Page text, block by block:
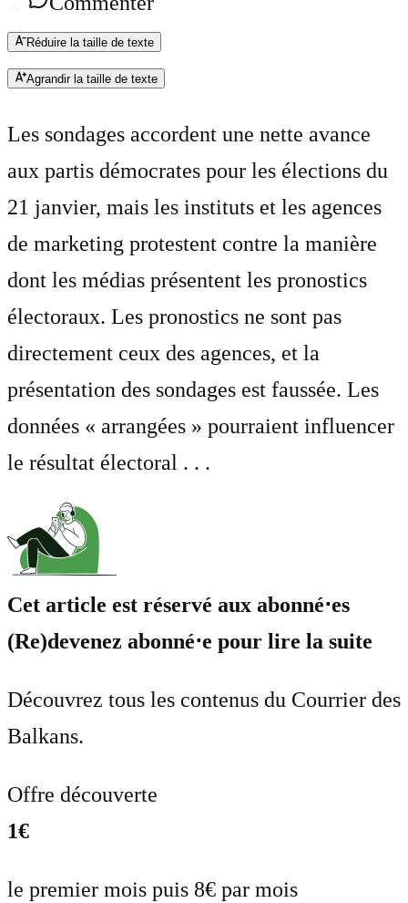
Réduire la taille de texte
Agrandir la taille de texte
Les sondages accordent une nette avance
aux partis démocrates pour les élections du
21 janvier, mais les instituts et les agences
de marketing protestent contre la manière
dont les médias présentent les pronostics
électoraux. Les pronostics ne sont pas
directement ceux des agences, et la
présentation des sondages est faussée. Les
données « arrangées » pourraient influencer
le résultat électoral . . .
Cet article est réservé aux abonné⋅es
(Re)devenez abonné⋅e pour lire la suite
Découvrez tous les contenus du Courrier des
Balkans.
Offre découverte
1€
le premier mois puis 8€ par mois